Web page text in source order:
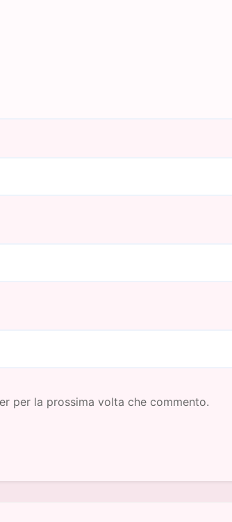
per la prossima volta che commento.